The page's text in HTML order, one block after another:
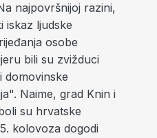
najpovršnijoj razini,
iskaz ljudske
osobe
bili su zvižduci
domovinske
Naime, grad Knin i
su hrvatske
kolovoza dogodi